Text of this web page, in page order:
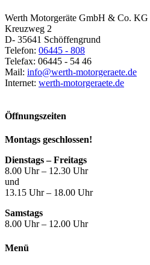
Werth Motorgeräte GmbH & Co. KG
Kreuzweg 2
D- 35641 Schöffengrund
Telefon: 06445 - 808
Telefax: 06445 - 54 46
Mail: info@werth-motorgeraete.de
Internet: werth-motorgeraete.de
Öffnungszeiten
Montags geschlossen!
Dienstags – Freitags
8.00 Uhr – 12.30 Uhr
und
13.15 Uhr – 18.00 Uhr
Samstags
8.00 Uhr – 12.00 Uhr
Menü